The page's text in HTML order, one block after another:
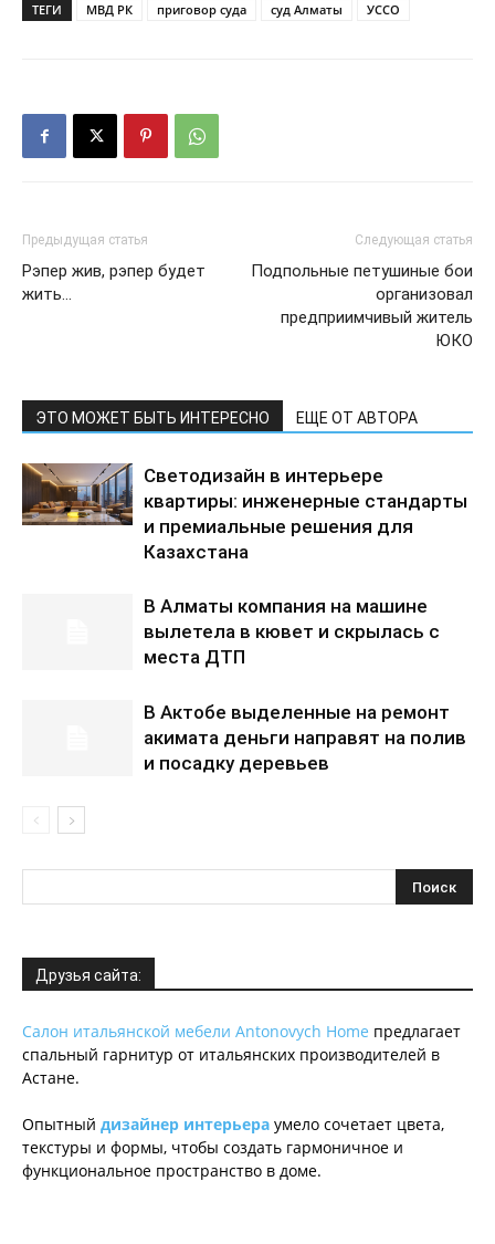
ТЕГИ МВД РК приговор суда суд Алматы УССО
Предыдущая статья
Рэпер жив, рэпер будет
жить…
Следующая статья
Подпольные петушиные бои
организовал
предприимчивый житель
ЮКО
ЭТО МОЖЕТ БЫТЬ ИНТЕРЕСНО ЕЩЕ ОТ АВТОРА
Светодизайн в интерьере
квартиры: инженерные стандарты
и премиальные решения для
Казахстана
В Алматы компания на машине
вылетела в кювет и скрылась с
места ДТП
В Актобе выделенные на ремонт
акимата деньги направят на полив
и посадку деревьев
Друзья сайта:
Салон итальянской мебели Antonovych Home предлагает
спальный гарнитур от итальянских производителей в
Астане.
Опытный дизайнер интерьера умело сочетает цвета,
текстуры и формы, чтобы создать гармоничное и
функциональное пространство в доме.